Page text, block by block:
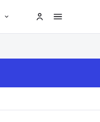
меню